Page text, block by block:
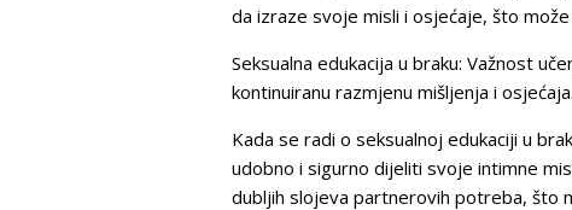
da izraze svoje misli i osjećaje, što
Seksualna edukacija u braku: Važnost
kontinuiranu razmjenu mišljenja i osjećaja.
Kada se radi o seksualnoj edukaciji u
udobno i sigurno dijeliti svoje intimne
dubljih slojeva partnerovih potreba, što